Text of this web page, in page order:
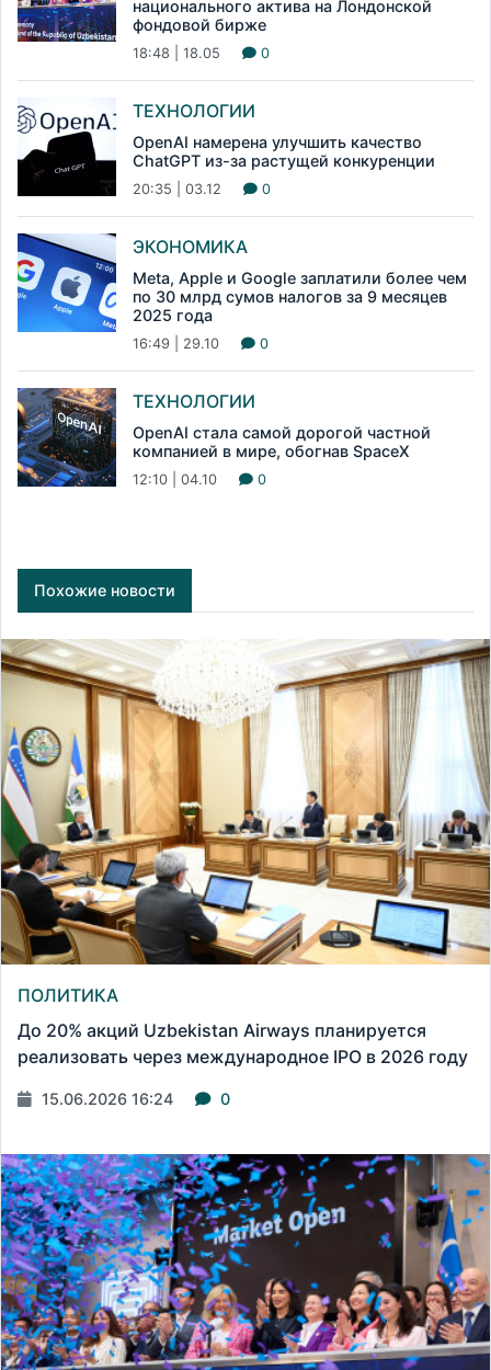
национального актива на Лондонской
фондовой бирже
18:48 | 18.05 0
ТЕХНОЛОГИИ
OpenAI намерена улучшить качество
ChatGPT из-за растущей конкуренции
20:35 | 03.12 0
ЭКОНОМИКА
Meta, Apple и Google заплатили более чем
по 30 млрд сумов налогов за 9 месяцев
2025 года
16:49 | 29.10 0
ТЕХНОЛОГИИ
OpenAI стала самой дорогой частной
компанией в мире, обогнав SpaceX
12:10 | 04.10 0
Похожие новости
ПОЛИТИКА
До 20% акций Uzbekistan Airways планируется
реализовать через международное IPO в 2026 году
15.06.2026 16:24 0